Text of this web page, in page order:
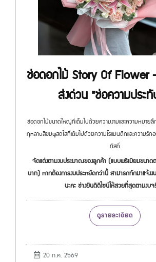
ช่อดอกไม้ Story Of Flower
ส่งด่วน "ช่อความประทั
ช่อดอกไม้ขนาดใหญ่ที่เต็มไปด้วยความงามและความหมาย
กุหลาบสีชมพูสดใสที่เต็มไปด้วยความโรแมนติกและความรัก
ทัสที่
จัดแต่งตามงบประมาณของลูกค้า (แบบพรีเมียมขนาด
บาท) หากต้องการงบประหยัดกว่านี้ สามารถทักมาแจ้ง
นะคะ ช่างยินดีดีไซน์ให้สวยที่สุดตามงบจ
ดูรายละเอียด
20 ก.ค. 2569